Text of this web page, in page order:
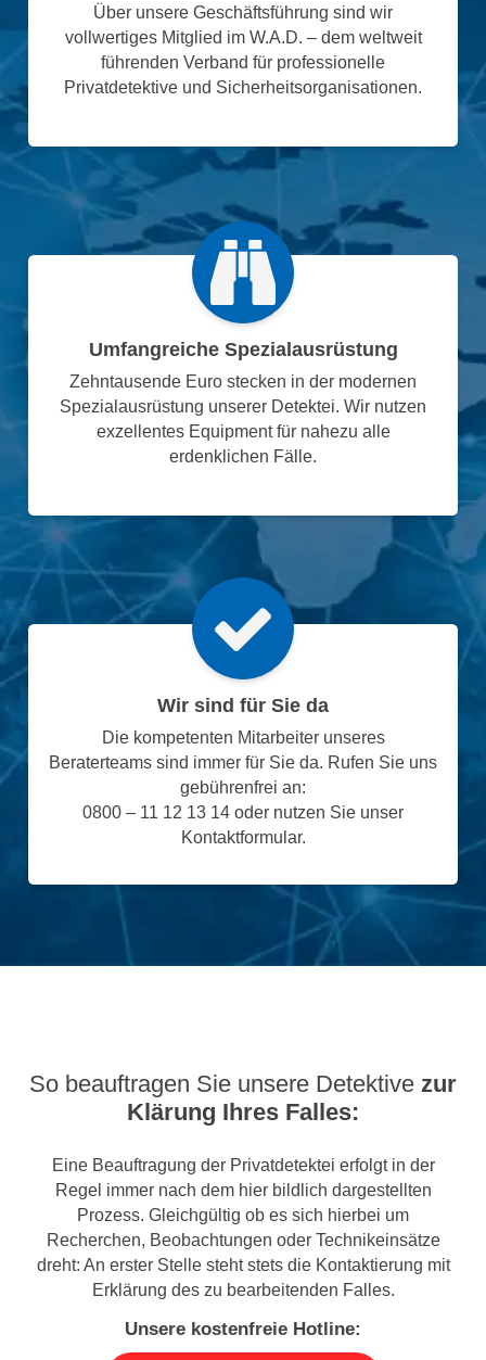
Über unsere Geschäftsführung sind wir
vollwertiges Mitglied im W.A.D. – dem weltweit
führenden Verband für professionelle
Privatdetektive und Sicherheitsorganisationen.
Umfangreiche Spezialausrüstung
Zehntausende Euro stecken in der modernen
Spezialausrüstung unserer Detektei. Wir nutzen
exzellentes Equipment für nahezu alle
erdenklichen Fälle.
Wir sind für Sie da
Die kompetenten Mitarbeiter unseres
Beraterteams sind immer für Sie da. Rufen Sie uns
gebührenfrei an:
0800 – 11 12 13 14 oder nutzen Sie unser
Kontaktformular.
So beauftragen Sie unsere Detektive zur
Klärung Ihres Falles:
Eine Beauftragung der Privatdetektei erfolgt in der
Regel immer nach dem hier bildlich dargestellten
Prozess. Gleichgültig ob es sich hierbei um
Recherchen, Beobachtungen oder Technikeinsätze
dreht: An erster Stelle steht stets die Kontaktierung mit
Erklärung des zu bearbeitenden Falles.
Unsere kostenfreie Hotline: